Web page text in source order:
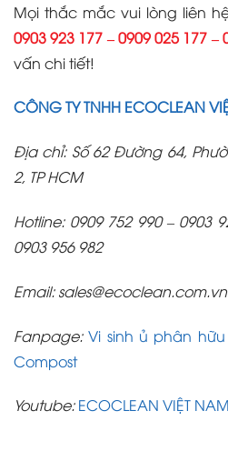
Mọi thắc mắc vui lòng liên
0903 923 177 – 0909 025 177 –
vấn chi tiết!
CÔNG TY TNHH ECOCLEAN
Địa chỉ: Số 62 Đường 64,
2, TP HCM
Hotline: 0909 752 990 – 0903
0903 956 982
Email:sales@ecoclean.com.vn
Fanpage:Vi sinh ủ phân
Compost
Youtube:ECOCLEAN VIỆT NAM